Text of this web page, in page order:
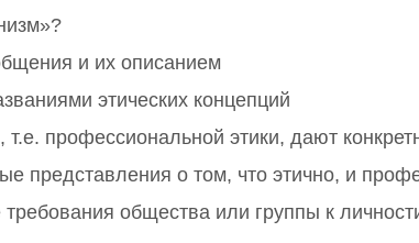
и их описанием
этических концепций
профессиональной этики, дают
представления о том, что этично, и
общества или группы к